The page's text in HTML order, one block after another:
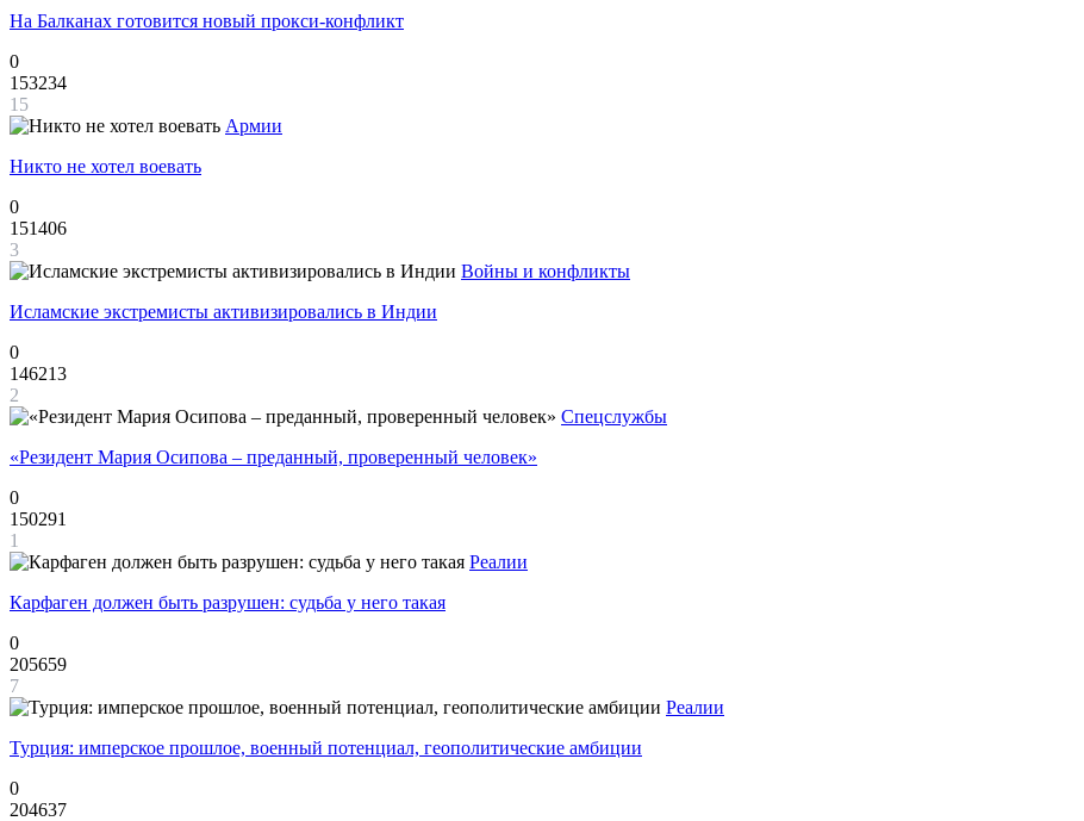
На Балканах готовится новый прокси-конфликт
0
153234
15
Армии
Никто не хотел воевать
0
151406
3
Войны и конфликты
Исламские экстремисты активизировались в Индии
0
146213
2
Спецслужбы
«Резидент Мария Осипова – преданный, проверенный человек»
0
150291
1
Реалии
Карфаген должен быть разрушен: судьба у него такая
0
205659
7
Реалии
Турция: имперское прошлое, военный потенциал, геополитические амбиции
0
204637